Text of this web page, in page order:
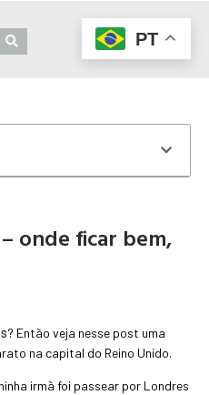
onde ficar bem,
? Então veja nesse post uma
na capital do Reino Unido.
irmã foi passear por Londres
PT